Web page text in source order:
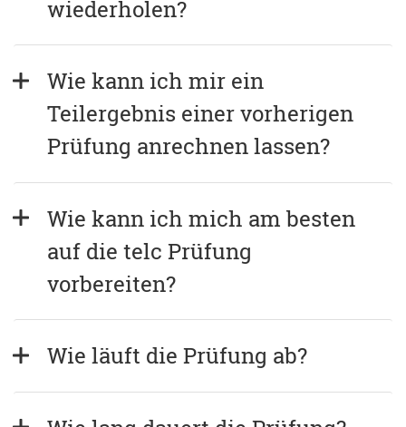
wiederholen?
Wie kann ich mir ein
Teilergebnis einer vorherigen
Prüfung anrechnen lassen?
Wie kann ich mich am besten
auf die telc Prüfung
vorbereiten?
Wie läuft die Prüfung ab?